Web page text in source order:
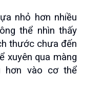
nhỏ hơn nhiều
thể nhìn thấy
thước chưa đến
xuyên qua màng
hơn vào cơ thể